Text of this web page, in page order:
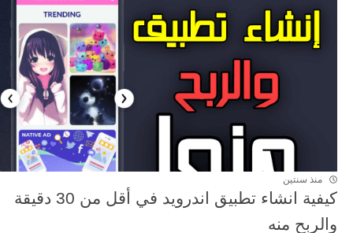
منذ سنتين
كيفية انشاء تطبيق اندرويد في أقل من 30 دقيقة
والربح منه